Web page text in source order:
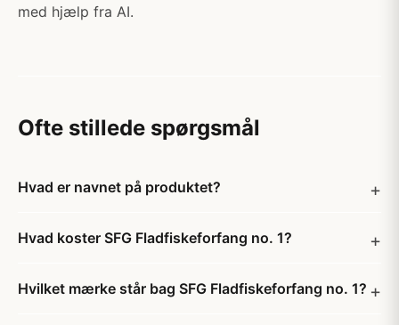
med hjælp fra AI.
Ofte stillede spørgsmål
Hvad er navnet på produktet?
Hvad koster SFG Fladfiskeforfang no. 1?
Hvilket mærke står bag SFG Fladfiskeforfang no. 1?